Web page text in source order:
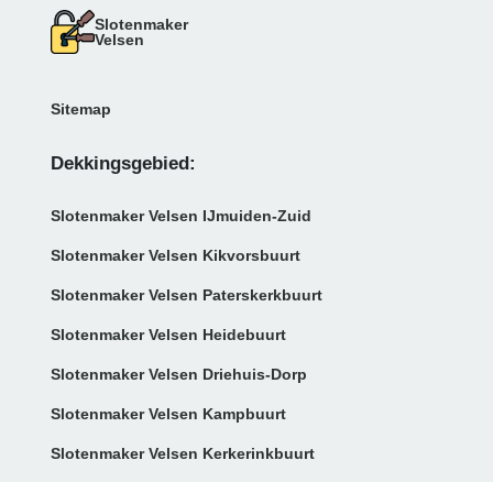
Slotenmaker
Velsen
Sitemap
Dekkingsgebied:
Slotenmaker Velsen IJmuiden-Zuid
Slotenmaker Velsen Kikvorsbuurt
Slotenmaker Velsen Paterskerkbuurt
Slotenmaker Velsen Heidebuurt
Slotenmaker Velsen Driehuis-Dorp
Slotenmaker Velsen Kampbuurt
Slotenmaker Velsen Kerkerinkbuurt